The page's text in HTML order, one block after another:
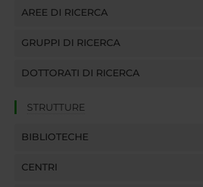
AREE DI RICERCA
GRUPPI DI RICERCA
DOTTORATI DI RICERCA
STRUTTURE
BIBLIOTECHE
CENTRI